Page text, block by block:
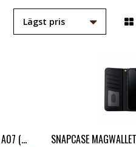
A07 (...
SNAPCASE